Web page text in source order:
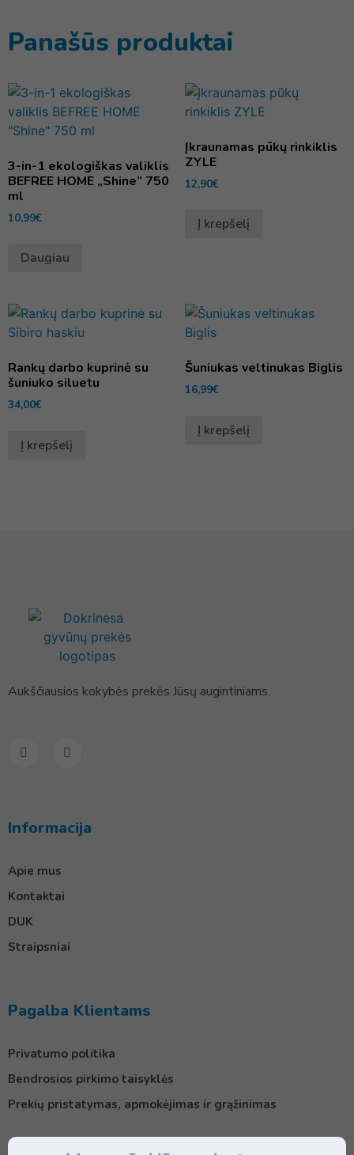
Panašūs produktai
3-in-1 ekologiškas valiklis
BEFREE HOME „Shine” 750
ml
10,99€
Daugiau
Įkraunamas pūkų rinkiklis
ZYLE
12,90€
Į krepšelį
Rankų darbo kuprinė su
šuniuko siluetu
34,00€
Į krepšelį
Šuniukas veltinukas Biglis
16,99€
Į krepšelį
Aukščiausios kokybės prekės Jūsų augintiniams.
Informacija
Apie mus
Kontaktai
DUK
Straipsniai
Pagalba Klientams
Privatumo politika
Bendrosios pirkimo taisyklės
Prekių pristatymas, apmokėjimas ir grąžinimas